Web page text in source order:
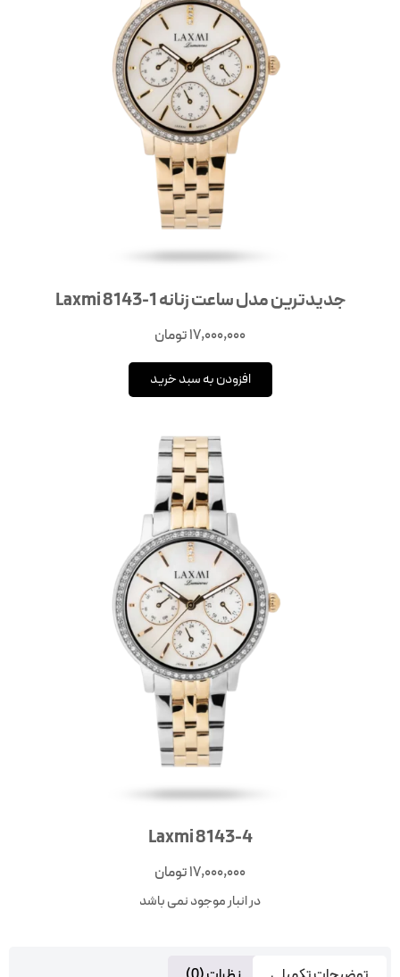
جدیدترین مدل ساعت زنانه Laxmi 8143-1
17,000,000تومان
افزودن به سبد خرید
Laxmi 8143-4
17,000,000تومان
در انبار موجود نمی باشد